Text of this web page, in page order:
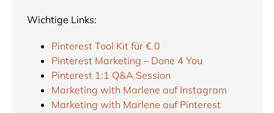
Wichtige Links:
Pinterest Tool Kit für € 0
Pinterest Marketing – Done 4 You
Pinterest 1:1 Q&A Session
Marketing with Marlene auf Instagram
Marketing with Marlene auf Pinterest